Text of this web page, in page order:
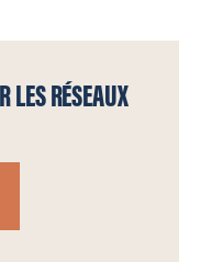
LES RÉSEAUX